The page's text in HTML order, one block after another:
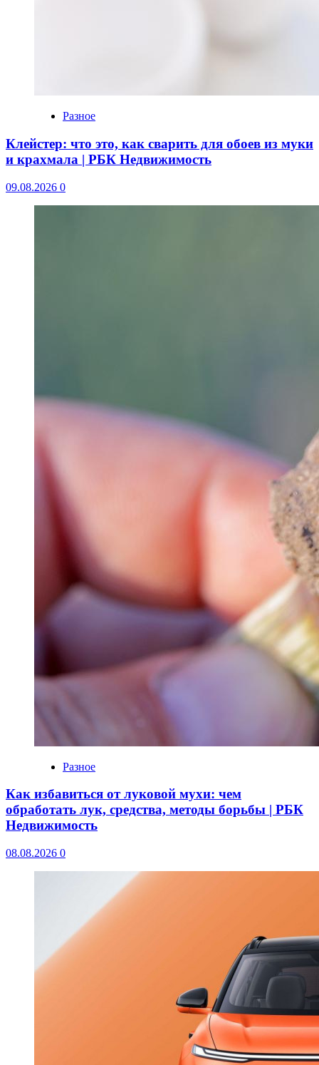
Разное
Клейстер: что это, как сварить для обоев из муки
и крахмала | РБК Недвижимость
09.08.2026 0
Разное
Как избавиться от луковой мухи: чем
обработать лук, средства, методы борьбы | РБК
Недвижимость
08.08.2026 0